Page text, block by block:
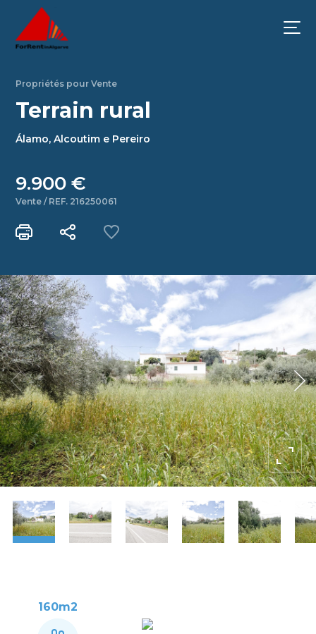
Propriétés pour Vente
Terrain rural
Álamo, Alcoutim e Pereiro
9.900 €
Vente / REF. 216250061
160m2